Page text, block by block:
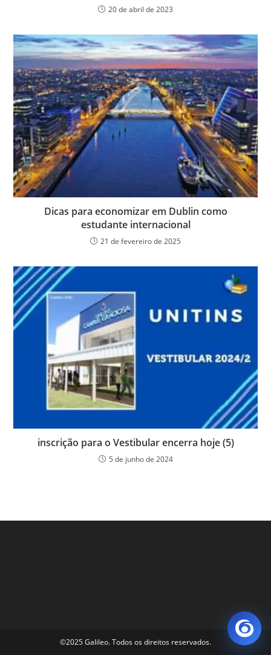
20 de abril de 2023
Dicas para economizar em Dublin como
estudante internacional
21 de fevereiro de 2025
inscrição para o Vestibular encerra hoje (5)
5 de junho de 2024
©2025 Galileo. Todos os direitos reservados.